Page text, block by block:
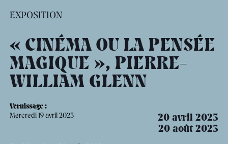
EXPOSITION
« CINÉMA OU LA PENSÉE
MAGIQUE », PIERRE-
WILLIAM GLENN
20 avril 2023
20 août 2023
Vernissage :
Mercredi 19 avril 2023
des artistes
Salomon de Rothschild
Salomon de Rothschild